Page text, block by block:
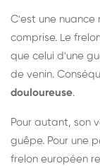
C'est une nuance
comprise. Le
que celui d'une
de venin.
douloureuse.
Pour autant, son
guêpe. Pour une
frelon européen